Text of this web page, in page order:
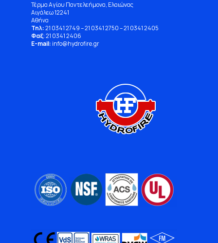
Τέρμα Αγίου Παντελεήμονα, Ελαιώνας
Αιγάλεω 12241
Αθήνα
Τηλ:21 0341 2749–21 0341 2750–21 0341 2405
Φαξ: 21 0341 2406
E-mail: info@hydrofire.gr